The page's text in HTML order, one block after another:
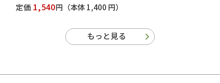
定価 1,540円 （本体 1,400 円）
もっと見る